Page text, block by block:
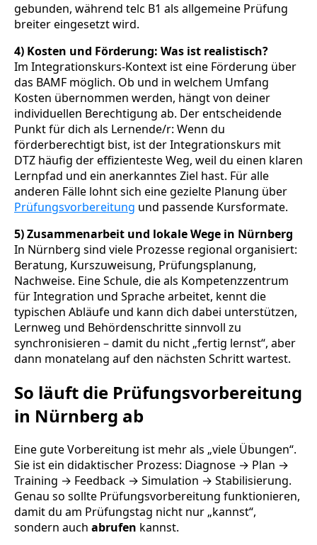
gebunden, während telc B1 als allgemeine Prüfung
breiter eingesetzt wird.
4) Kosten und Förderung: Was ist realistisch?
Im Integrationskurs-Kontext ist eine Förderung über
das BAMF möglich. Ob und in welchem Umfang
Kosten übernommen werden, hängt von deiner
individuellen Berechtigung ab. Der entscheidende
Punkt für dich als Lernende/r: Wenn du
förderberechtigt bist, ist der Integrationskurs mit
DTZ häufig der effizienteste Weg, weil du einen klaren
Lernpfad und ein anerkanntes Ziel hast. Für alle
anderen Fälle lohnt sich eine gezielte Planung über
Prüfungsvorbereitung und passende Kursformate.
5) Zusammenarbeit und lokale Wege in Nürnberg
In Nürnberg sind viele Prozesse regional organisiert:
Beratung, Kurszuweisung, Prüfungsplanung,
Nachweise. Eine Schule, die als Kompetenzzentrum
für Integration und Sprache arbeitet, kennt die
typischen Abläufe und kann dich dabei unterstützen,
Lernweg und Behördenschritte sinnvoll zu
synchronisieren – damit du nicht „fertig lernst“, aber
dann monatelang auf den nächsten Schritt wartest.
So läuft die Prüfungsvorbereitung
in Nürnberg ab
Eine gute Vorbereitung ist mehr als „viele Übungen“.
Sie ist ein didaktischer Prozess: Diagnose → Plan →
Training → Feedback → Simulation → Stabilisierung.
Genau so sollte Prüfungsvorbereitung funktionieren,
damit du am Prüfungstag nicht nur „kannst“,
sondern auch abrufen kannst.